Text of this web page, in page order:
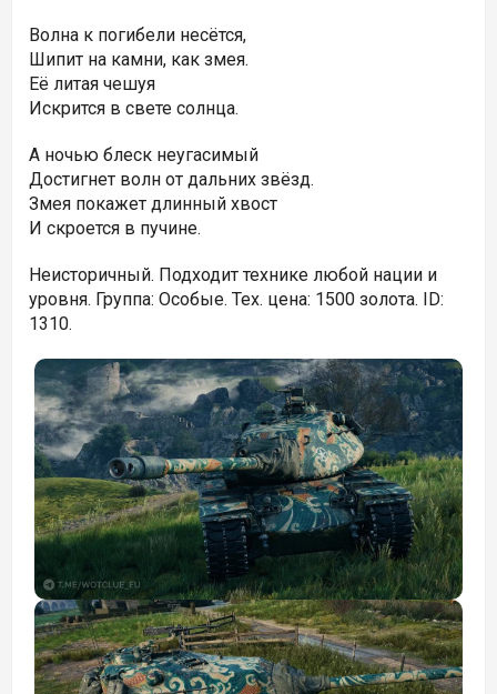
Волна к погибели несётся,
Шипит на камни, как змея.
Её литая чешуя
Искрится в свете солнца.
А ночью блеск неугасимый
Достигнет волн от дальних звёзд.
Змея покажет длинный хвост
И скроется в пучине.
Неисторичный. Подходит технике любой нации и
уровня. Группа: Особые. Тех. цена: 1500 золота. ID:
1310.